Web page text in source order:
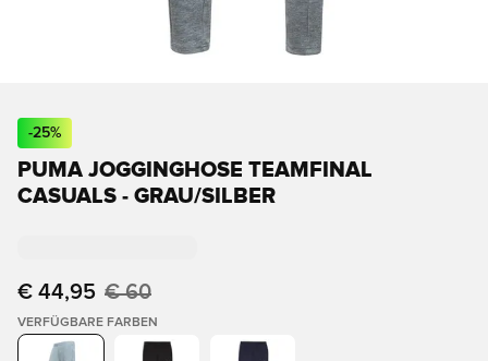
-25%
PUMA JOGGINGHOSE TEAMFINAL
CASUALS - GRAU/SILBER
€ 44,95 € 60
VERFÜGBARE FARBEN